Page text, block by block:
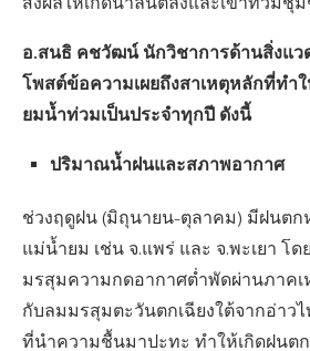
อ.สนธิ คชวัฒน์ นักวิชาการด้านสิ่งแ
โพสต์ข้อความเผยถึงสาเหตุหลักที่ทำ
ยมน้ำท่วมเป็นประจำทุกปี ดังนี้
ปริมาณน้ำฝนและสภาพอากาศ
ช่วงฤดูฝน (มิถุนายน-ตุลาคม) มีฝนต
แม่น้ำยม เช่น จ.แพร่ และ จ.พะเยา โด
มรสุมความกดอากาศต่ำพัดผ่านภาค
กับลมมรสุมตะวันตกเฉียงใต้จากอ่าว
ที่นำความชื้นมาปะทะ ทำให้เกิดฝนต